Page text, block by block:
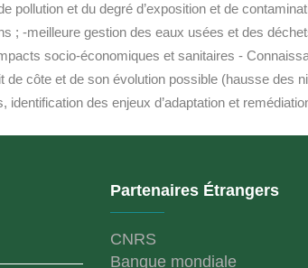
pollution et du degré d’exposition et de
; -meilleure gestion des eaux usées et des
socio-économiques et sanitaires -
de côte et de son évolution possible (hausse
identification des enjeux d’adaptation et
Partenaires Étrangers
CNRS
Banque mondiale